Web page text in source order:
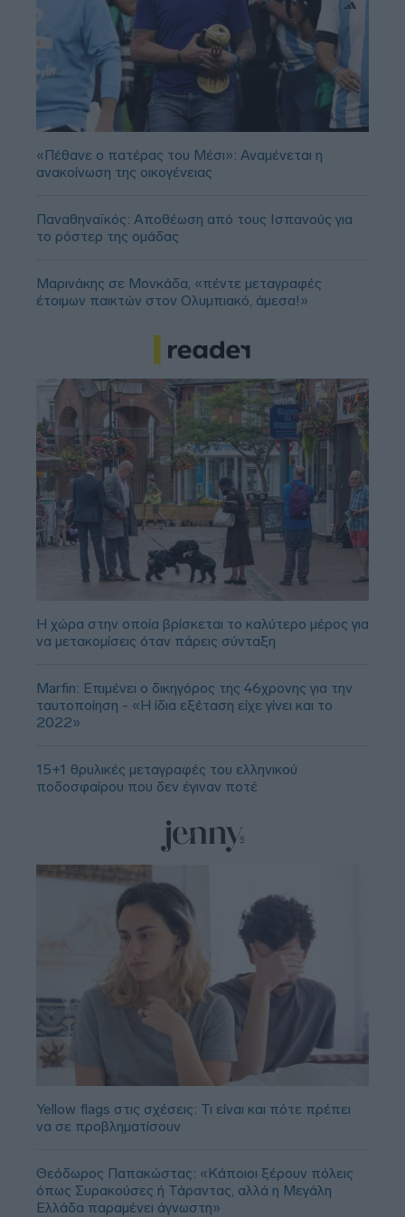
«Πέθανε ο πατέρας του Μέσι»: Αναμένεται η
ανακοίνωση της οικογένειας
Παναθηναϊκός: Αποθέωση από τους Ισπανούς για
το ρόστερ της ομάδας
Μαρινάκης σε Μονκάδα, «πέντε μεταγραφές
έτοιμων παικτών στον Ολυμπιακό, άμεσα!»
Η χώρα στην οποία βρίσκεται το καλύτερο μέρος για
να μετακομίσεις όταν πάρεις σύνταξη
Marfin: Επιμένει ο δικηγόρος της 46χρονης για την
ταυτοποίηση - «Η ίδια εξέταση είχε γίνει και το
2022»
15+1 θρυλικές μεταγραφές του ελληνικού
ποδοσφαίρου που δεν έγιναν ποτέ
Yellow flags στις σχέσεις: Τι είναι και πότε πρέπει
να σε προβληματίσουν
Θεόδωρος Παπακώστας: «Κάποιοι ξέρουν πόλεις
όπως Συρακούσες ή Τάραντας, αλλά η Μεγάλη
Ελλάδα παραμένει άγνωστη»